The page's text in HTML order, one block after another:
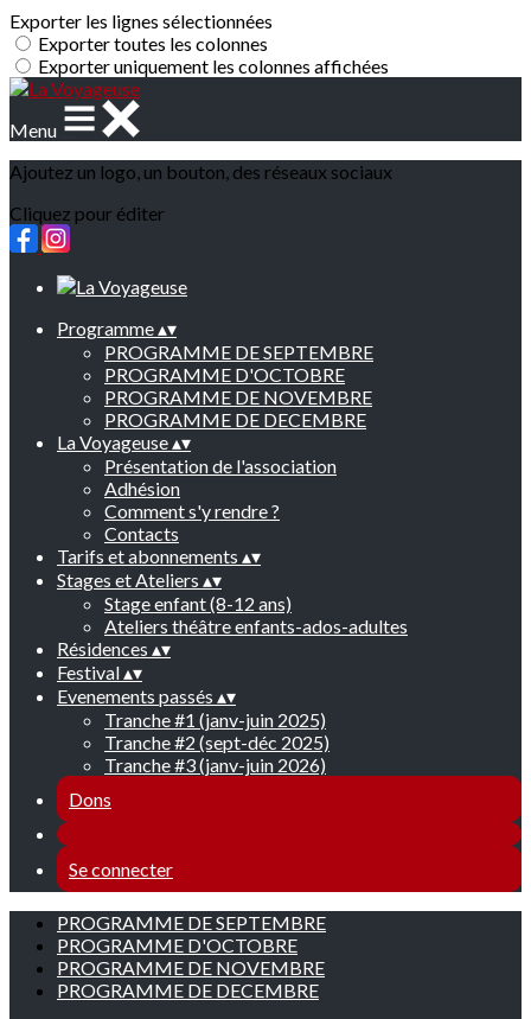
Exporter les lignes sélectionnées
Exporter toutes les colonnes
Exporter uniquement les colonnes affichées
Menu
Ajoutez un logo, un bouton, des réseaux sociaux
Cliquez pour éditer
Programme▴▾
PROGRAMME DE SEPTEMBRE
PROGRAMME D'OCTOBRE
PROGRAMME DE NOVEMBRE
PROGRAMME DE DECEMBRE
La Voyageuse▴▾
Présentation de l'association
Adhésion
Comment s'y rendre ?
Contacts
Tarifs et abonnements ▴▾
Stages et Ateliers ▴▾
Stage enfant (8-12 ans)
Ateliers théâtre enfants-ados-adultes
Résidences ▴▾
Festival▴▾
Evenements passés ▴▾
Tranche #1 (janv-juin 2025)
Tranche #2 (sept-déc 2025)
Tranche #3 (janv-juin 2026)
Dons
Se connecter
PROGRAMME DE SEPTEMBRE
PROGRAMME D'OCTOBRE
PROGRAMME DE NOVEMBRE
PROGRAMME DE DECEMBRE